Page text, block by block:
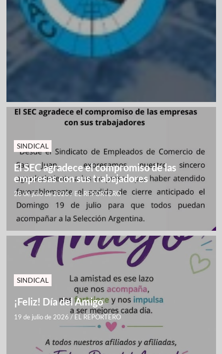
SINDICAL
El SEC agradece el compromiso de las
empresas con sus trabajadores
28 de julio de 2026/ EL REPORTERO
SINDICAL
¡Feliz! Día del Amigo
19 de julio de 2026 / EL REPORTERO